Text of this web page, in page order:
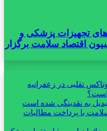
تجهیزات پزشکی و
اقتصاد سلامت برگزار